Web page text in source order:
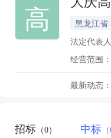
高 黑龙江省
法定代表人
经营范围：
最新动态：
招标 （0） 中标